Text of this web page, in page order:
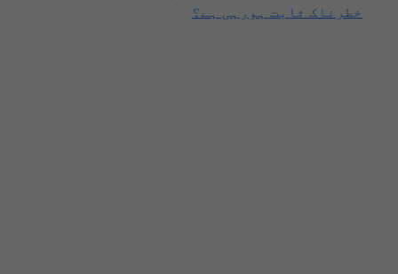
خطرناک ثابت ہورہی ہے؟